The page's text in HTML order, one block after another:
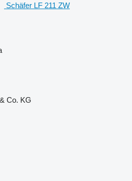
Schäfer LF 211 ZW
Co. KG